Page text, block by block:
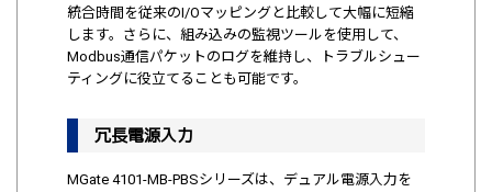
統合時間を従来のI/Oマッピングと比較して大幅に短縮
します。さらに、組み込みの監視ツールを使用して、
Modbus通信パケットのログを維持し、トラブルシュー
ティングに役立てることも可能です。
冗長電源入力
MGate 4101-MB-PBSシリーズは、デュアル電源入力を